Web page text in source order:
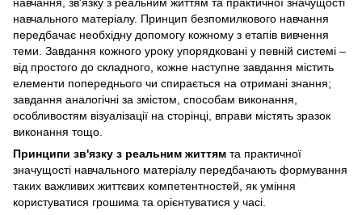
навчального матеріалу. Принцип безпомилкового навчання
передбачає необхідну допомогу кожному з етапів вивчення
теми. Завдання кожного уроку упорядковані у певній системі –
від простого до складного, кожне наступне завдання містить
елементи попереднього чи спирається на отримані знання;
завдання аналогічні за змістом, способам виконання,
особливостям візуалізації на сторінці, вправи містять зразок
виконання тощо.
Принципи зв'язку з реальним життям та практичної
значущості навчального матеріалу передбачають формування
таких важливих життєвих компетентностей, як уміння
користуватися грошима та орієнтуватися у часі.